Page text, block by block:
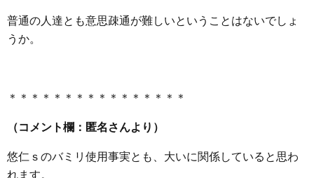
普通の人達とも意思疎通が難しいということはないでしょ
うか。
＊＊＊＊＊＊＊＊＊＊＊＊＊＊＊＊
（コメント欄：匿名さんより）
悠仁ｓのバミリ使用事実とも、大いに関係していると思わ
れます。